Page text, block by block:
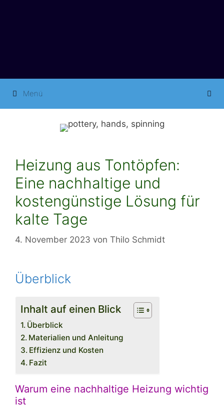
Menü
Heizung aus Tontöpfen:
Eine nachhaltige und
kostengünstige Lösung für
kalte Tage
4. November 2023 von Thilo Schmidt
Überblick
Inhalt auf einen Blick
Überblick
Materialien und Anleitung
Effizienz und Kosten
Fazit
Warum eine nachhaltige Heizung wichtig
ist